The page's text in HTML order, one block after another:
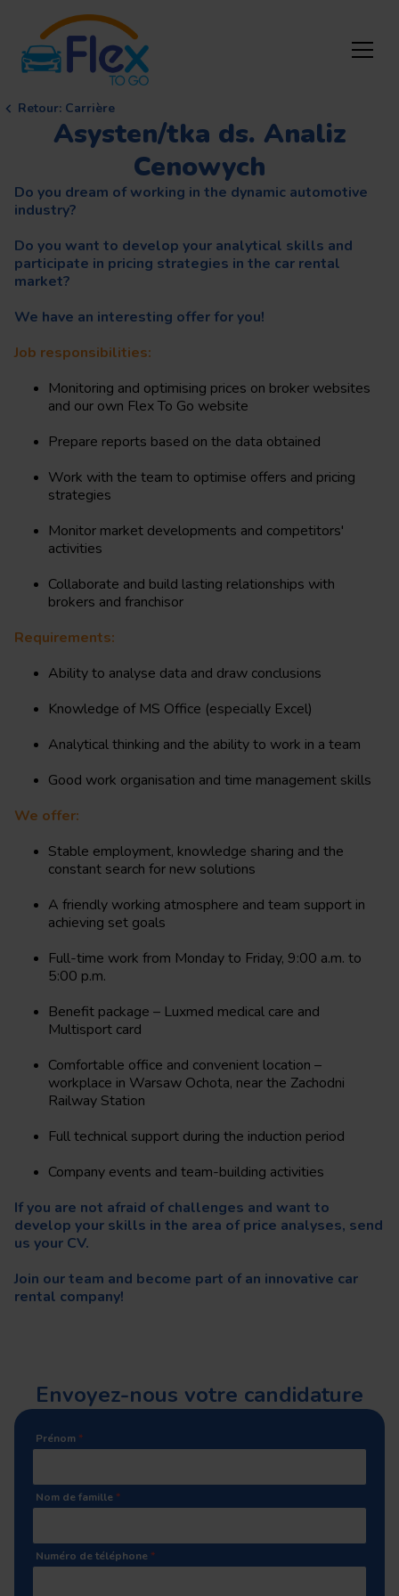
Retour: Carrière
Asysten/tka ds. Analiz
Cenowych
Do you dream of working in the dynamic automotive
industry?
Do you want to develop your analytical skills and
participate in pricing strategies in the car rental
market?
We have an interesting offer for you!
Job responsibilities:
Monitoring and optimising prices on broker websites
and our own Flex To Go website
Prepare reports based on the data obtained
Work with the team to optimise offers and pricing
strategies
Monitor market developments and competitors'
activities
Collaborate and build lasting relationships with
brokers and franchisor
Requirements:
Ability to analyse data and draw conclusions
Knowledge of MS Office (especially Excel)
Analytical thinking and the ability to work in a team
Good work organisation and time management skills
We offer:
Stable employment, knowledge sharing and the
constant search for new solutions
A friendly working atmosphere and team support in
achieving set goals
Full-time work from Monday to Friday, 9:00 a.m. to
5:00 p.m.
Benefit package – Luxmed medical care and
Multisport card
Comfortable office and convenient location –
workplace in Warsaw Ochota, near the Zachodni
Railway Station
Full technical support during the induction period
Company events and team-building activities
If you are not afraid of challenges and want to
develop your skills in the area of price analyses, send
us your CV.
Join our team and become part of an innovative car
rental company!
Envoyez-nous votre candidature
Prénom*
Nom de famille*
Numéro de téléphone*